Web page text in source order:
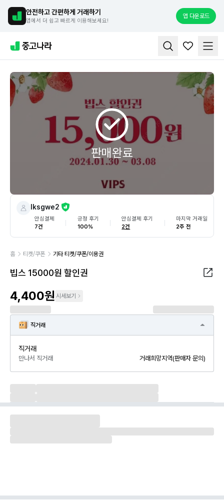
안전하고 간편하게 거래하기
앱에서 더 쉽고 빠르게 이용해보세요!
앱 다운로드
판매완료
lksgwe2
안심결제
7건
긍정 후기
100%
안심결제 후기
2건
마지막 거래일
2주 전
홈 티켓/쿠폰 기타 티켓/쿠폰/이용권
빕스 15000원 할인권
4,400원 시세보기
직거래
직거래
만나서 직거래 거래희망지역(판매자 문의)